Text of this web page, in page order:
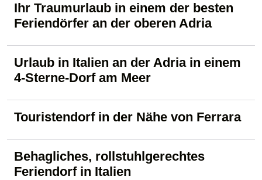
Ihr Traumurlaub in einem der besten
Feriendörfer an der oberen Adria
Urlaub in Italien an der Adria in einem
4-Sterne-Dorf am Meer
Touristendorf in der Nähe von Ferrara
Behagliches, rollstuhlgerechtes
Feriendorf in Italien